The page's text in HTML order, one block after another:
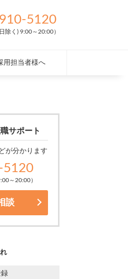
5120
除く) 9:00～20:00）
用担当者様へ
サポート
が分かります
5120
～20:00）
談